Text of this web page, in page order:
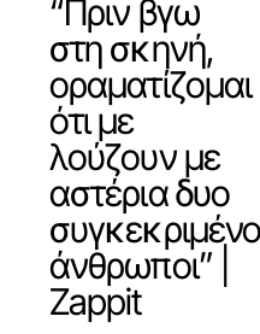
“Πριν βγω
στη σκηνή,
οραματίζομαι
ότι με
λούζουν με
αστέρια δυο
άνθρωποι” |
Zappit